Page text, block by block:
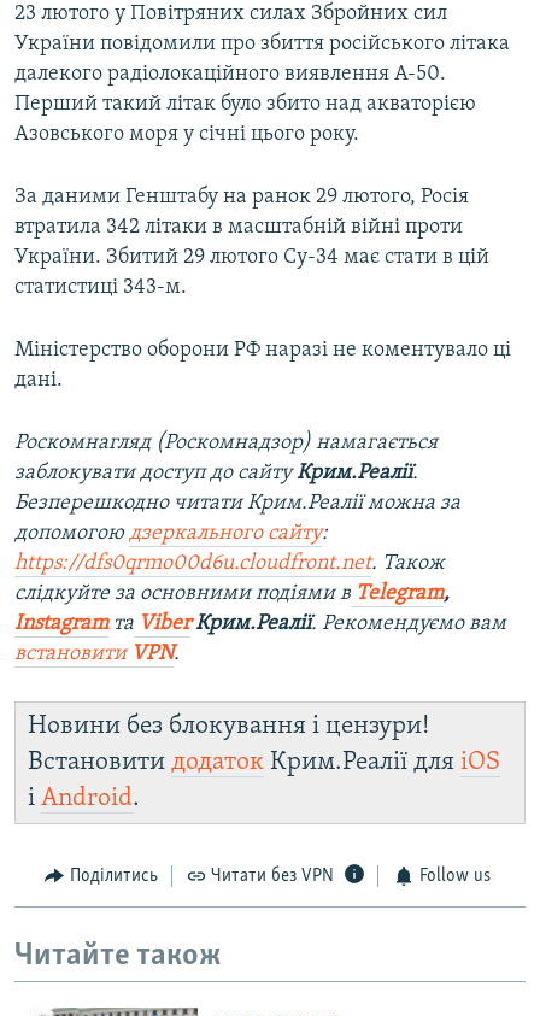
23 лютого у Повітряних силах Збройних сил
України повідомили про збиття російського літака
далекого радіолокаційного виявлення А-50.
Перший такий літак було збито над акваторією
Азовського моря у січні цього року.
За даними Генштабу на ранок 29 лютого, Росія
втратила 342 літаки в масштабній війні проти
України. Збитий 29 лютого Су-34 має стати в цій
статистиці 343-м.
Міністерство оборони РФ наразі не коментувало ці
дані.
Роскомнагляд (Роскомнадзор) намагається
заблокувати доступ до сайтуКрим.Реалії.
Безперешкодно читати Крим.Реалії можна за
допомогою дзеркального сайту:
https://dfs0qrmo00d6u.cloudfront.net. Також
слідкуйте за основними подіями в Telegram,
Instagramта ViberКрим.Реалії. Рекомендуємо вам
встановити VPN.
Новини без блокування і цензури!
Встановити додаток Крим.Реалії для iOS
і Android.
Поділитись Читати без VPN Follow us
Читайте також